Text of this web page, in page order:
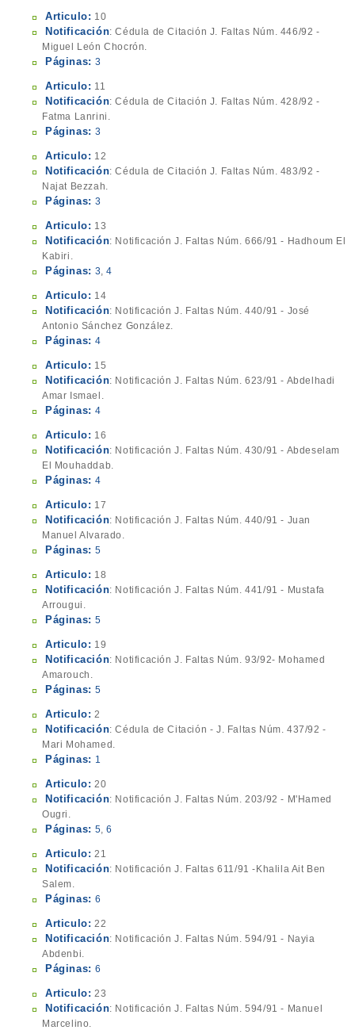
Articulo: 10
Notificación: Cédula de Citación J. Faltas Núm. 446/92 -
Miguel León Chocrón.
Páginas: 3
Articulo: 11
Notificación: Cédula de Citación J. Faltas Núm. 428/92 -
Fatma Lanrini.
Páginas: 3
Articulo: 12
Notificación: Cédula de Citación J. Faltas Núm. 483/92 -
Najat Bezzah.
Páginas: 3
Articulo: 13
Notificación: Notificación J. Faltas Núm. 666/91 - Hadhoum El
Kabiri.
Páginas: 3,4
Articulo: 14
Notificación: Notificación J. Faltas Núm. 440/91 - José
Antonio Sánchez González.
Páginas: 4
Articulo: 15
Notificación: Notificación J. Faltas Núm. 623/91 - Abdelhadi
Amar Ismael.
Páginas: 4
Articulo: 16
Notificación: Notificación J. Faltas Núm. 430/91 - Abdeselam
El Mouhaddab.
Páginas: 4
Articulo: 17
Notificación: Notificación J. Faltas Núm. 440/91 - Juan
Manuel Alvarado.
Páginas: 5
Articulo: 18
Notificación: Notificación J. Faltas Núm. 441/91 - Mustafa
Arrougui.
Páginas: 5
Articulo: 19
Notificación: Notificación J. Faltas Núm. 93/92- Mohamed
Amarouch.
Páginas: 5
Articulo: 2
Notificación: Cédula de Citación - J. Faltas Núm. 437/92 -
Mari Mohamed.
Páginas: 1
Articulo: 20
Notificación: Notificación J. Faltas Núm. 203/92 - M'Hamed
Ougri.
Páginas: 5,6
Articulo: 21
Notificación: Notificación J. Faltas 611/91 -Khalila Ait Ben
Salem.
Páginas: 6
Articulo: 22
Notificación: Notificación J. Faltas Núm. 594/91 - Nayia
Abdenbi.
Páginas: 6
Articulo: 23
Notificación: Notificación J. Faltas Núm. 594/91 - Manuel
Marcelino.